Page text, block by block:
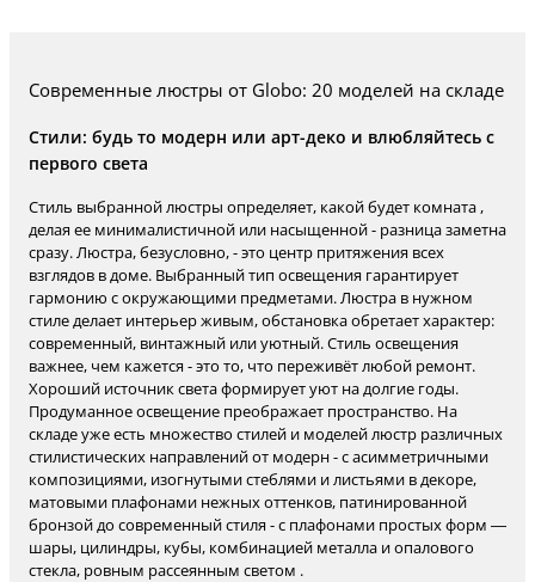
Современные люстры от Globo: 20 моделей на складе
Стили: будь то модерн или арт-деко и влюбляйтесь с
первого света
Стиль выбранной люстры определяет, какой будет комната ,
делая ее минималистичной или насыщенной - разница заметна
сразу. Люстра, безусловно, - это центр притяжения всех
взглядов в доме. Выбранный тип освещения гарантирует
гармонию с окружающими предметами. Люстра в нужном
стиле делает интерьер живым, обстановка обретает характер:
современный, винтажный или уютный. Стиль освещения
важнее, чем кажется - это то, что переживёт любой ремонт.
Хороший источник света формирует уют на долгие годы.
Продуманное освещение преображает пространство. На
складе уже есть множество стилей и моделей люстр различных
стилистических направлений от модерн - с асимметричными
композициями, изогнутыми стеблями и листьями в декоре,
матовыми плафонами нежных оттенков, патинированной
бронзой до современный стиля - с плафонами простых форм —
шары, цилиндры, кубы, комбинацией металла и опалового
стекла, ровным рассеянным светом .